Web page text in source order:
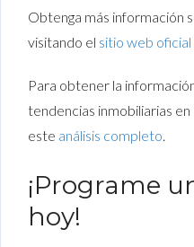
Obtenga más información
visitando el sitio web oficial
Para obtener la
tendencias inmobiliarias
este análisis completo
¡Programe
hoy!